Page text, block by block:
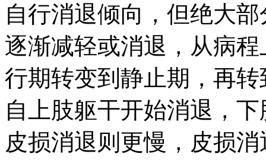
自行消退倾向，但绝大
逐渐减轻或消退，从病
行期转变到静止期，再
自上肢躯干开始消退，
皮损消退则更慢，皮损